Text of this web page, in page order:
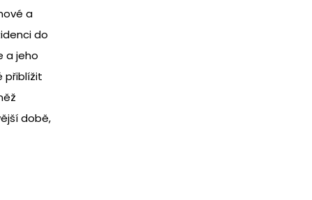
a
do
a jeho
přiblížit
době,